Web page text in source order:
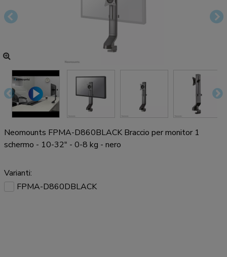
Neomounts FPMA-D860BLACK Braccio per monitor 1
schermo - 10-32" - 0-8 kg - nero
Varianti:
FPMA-D860DBLACK